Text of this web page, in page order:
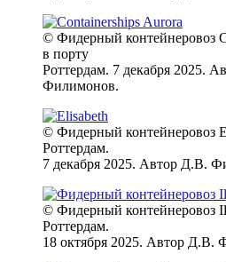
© Фидерный контейнеровоз
в порту
Роттердам. 7 декабря 2025.
Филимонов.
© Фидерный контейнеровоз
Роттердам.
7 декабря 2025. Автор Д.В.
© Фидерный контейнеровоз
Роттердам.
18 октября 2025. Автор Д.В.